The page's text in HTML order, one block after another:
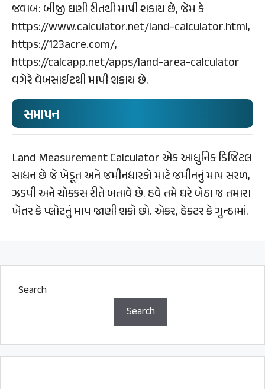
જવાબ: બીજી ઘણી રીતથી માપી શકાય છે, જેમ કે
https://www.calculator.net/land-calculator.html,
https://123acre.com/,
https://calcapp.net/apps/land-area-calculator
વગેરે વેબસાઈટથી માપી શકાય છે.
સમાપન
Land Measurement Calculator એક આધુનિક ડિજિટલ
સાધન છે જે ખેડૂત અને જમીનધારકો માટે જમીનનું માપ સરળ,
ઝડપી અને ચોક્કસ રીતે બતાવે છે. હવે તમે ઘરે બેઠા જ તમારા
ખેતર કે પ્લોટનું માપ જાણી શકો છો. એકર, હેક્ટર કે ગુન્ઠામાં.
Search
Search